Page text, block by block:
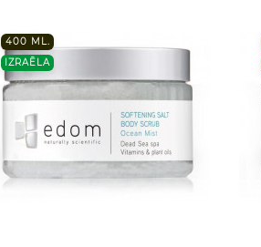
400 ML.
IZRAĒLA